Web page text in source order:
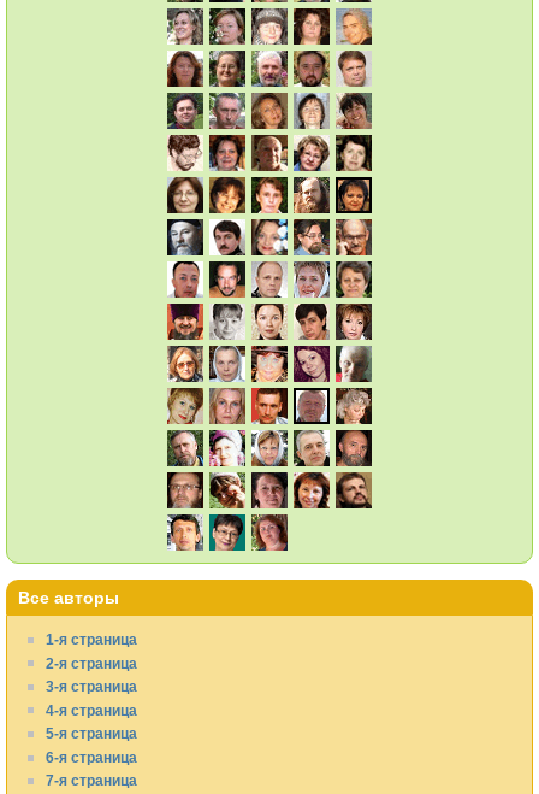
Все авторы
1-я страница
2-я страница
3-я страница
4-я страница
5-я страница
6-я страница
7-я страница